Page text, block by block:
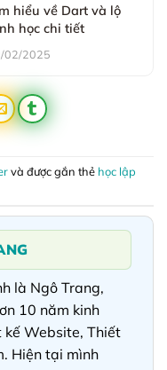
hiểu về Dart và lộ
học chi tiết
02/2025
và được gắn thẻ học lập
là Ngô Trang,
10 năm kinh
kế Website, Thiết
Hiện tại mình